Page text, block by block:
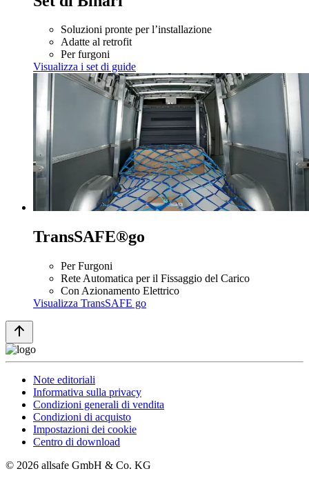
Soluzioni pronte per l’installazione
Adatte al retrofit
Per furgoni
Visualizza i set di guide
TransSAFE®go
Per Furgoni
Rete Automatica per il Fissaggio del Carico
Con Azionamento Elettrico
Visualizza TransSAFE go
Note editoriali
Informativa sulla privacy
Condizioni generali di vendita
Condizioni di acquisto
Impostazioni dei cookie
Centro di download
© 2026 allsafe GmbH & Co. KG